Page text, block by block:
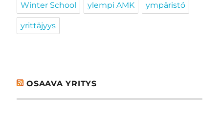
Winter School ylempi AMK ympäristö
yrittäjyys
OSAAVA YRITYS